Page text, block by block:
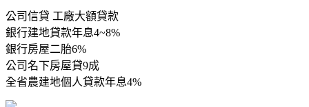
公司信貸 工廠大額貸款
銀行建地貸款年息4~8%
銀行房屋二胎6%
公司名下房屋貸9成
全省農建地個人貸款年息4%